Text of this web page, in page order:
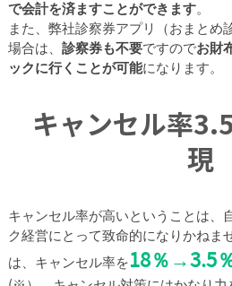
で会計を済ますことができます。
また、弊社診察券アプリ（おまとめ
場合は、 診察券も不要ですのでお財
ックに行くことが可能になります。
キャンセル率
現
キャンセル率が高いということは、
ク経営にとって致命的になりかねま
は、キャンセル率を18％→3.5